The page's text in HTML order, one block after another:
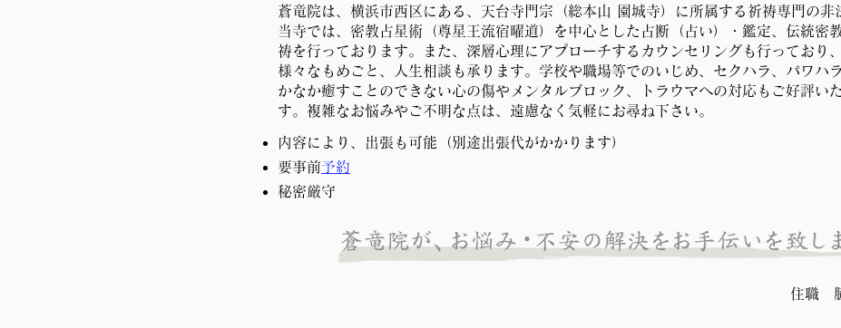
蒼竜院は、横浜市西区にある、天台寺門宗（総本山 園城寺）に所属する祈祷専門の非
当寺では、密教占星術（尊星王流宿曜道）を中心とした占断（占い）・鑑定、伝統密
祷を行っております。また、深層心理にアプローチするカウンセリングも行っており
様々なもめごと、人生相談も承ります。学校や職場等でのいじめ、セクハラ、パワハ
かなか癒すことのできない心の傷やメンタルブロック、トラウマへの対応もご好評い
す。複雑なお悩みやご不明な点は、遠慮なく気軽にお尋ね下さい。
内容により、出張も可能（別途出張代がかかります）
要事前予約
秘密厳守
住職